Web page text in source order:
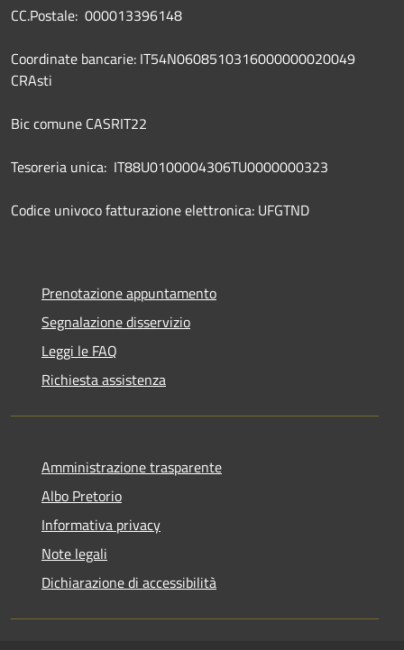
CC.Postale: 000013396148
Coordinate bancarie: IT54N0608510316000000020049
CRAsti
Bic comune CASRIT22
Tesoreria unica: IT88U0100004306TU0000000323
Codice univoco fatturazione elettronica: UFGTND
Prenotazione appuntamento
Segnalazione disservizio
Leggi le FAQ
Richiesta assistenza
Amministrazione trasparente
Albo Pretorio
Informativa privacy
Note legali
Dichiarazione di accessibilità